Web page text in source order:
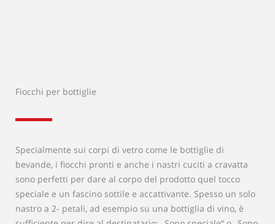
Fiocchi per bottiglie
Specialmente sui corpi di vetro come le bottiglie di
bevande, i fiocchi pronti e anche i nastri cuciti a cravatta
sono perfetti per dare al corpo del prodotto quel tocco
speciale e un fascino sottile e accattivante. Spesso un solo
nastro a 2- petali, ad esempio su una bottiglia di vino, è